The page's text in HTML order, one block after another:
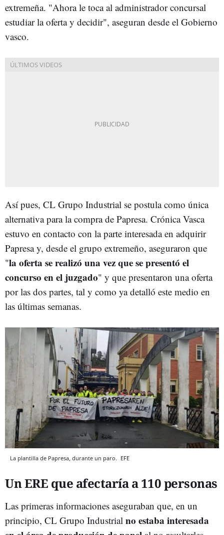
extremeña. "Ahora le toca al administrador concursal
estudiar la oferta y decidir", aseguran desde el Gobierno
vasco.
Así pues, CL Grupo Industrial se postula como única
alternativa para la compra de Papresa. Crónica Vasca
estuvo en contacto con la parte interesada en adquirir
Papresa y, desde el grupo extremeño, aseguraron que
"la oferta se realizó una vez que se presentó el
concurso en el juzgado" y que presentaron una oferta
por las dos partes, tal y como ya detalló este medio en
las últimas semanas.
La plantilla de Papresa, durante un paro. EFE
Un ERE que afectaría a 110 personas
Las primeras informaciones aseguraban que, en un
principio, CL Grupo Industrial no estaba interesada